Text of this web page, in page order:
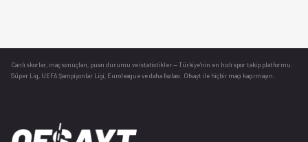
Canlı skorlar , maç sonuçları, puan durumu ve istatistikler — Türkiye’nin en hızlı spor takip platformu.
Süper Lig, UEFA Şampiyonlar Ligi, Euroleague ve daha fazlası. Ofsayt ile hiçbir maçı kaçırmayın.